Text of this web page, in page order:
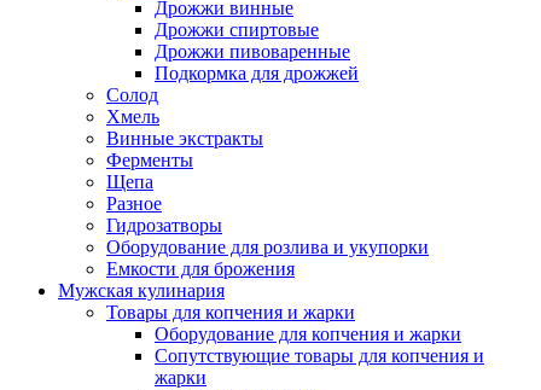
Дрожжи винные
Дрожжи спиртовые
Дрожжи пивоваренные
Подкормка для дрожжей
Солод
Хмель
Винные экстракты
Ферменты
Щепа
Разное
Гидрозатворы
Оборудование для розлива и укупорки
Емкости для брожения
Мужская кулинария
Товары для копчения и жарки
Оборудование для копчения и жарки
Сопутствующие товары для копчения и
жарки